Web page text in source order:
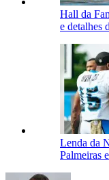
Hall da
e detalhes
Lenda da
Palmeiras